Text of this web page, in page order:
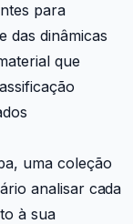
para
das dinâmicas
que
uma coleção
analisar cada
à sua